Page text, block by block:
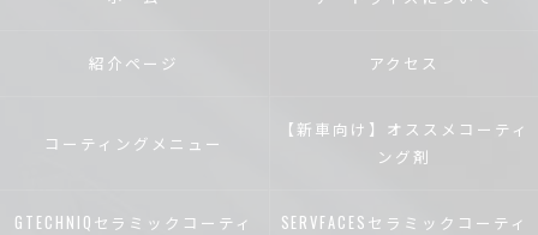
紹介ページ アクセス
コーティングメニュー
【新車向け】オススメコーティ
ング剤
GTECHNIQセラミックコーティ
SERVFACESセラミックコーティ